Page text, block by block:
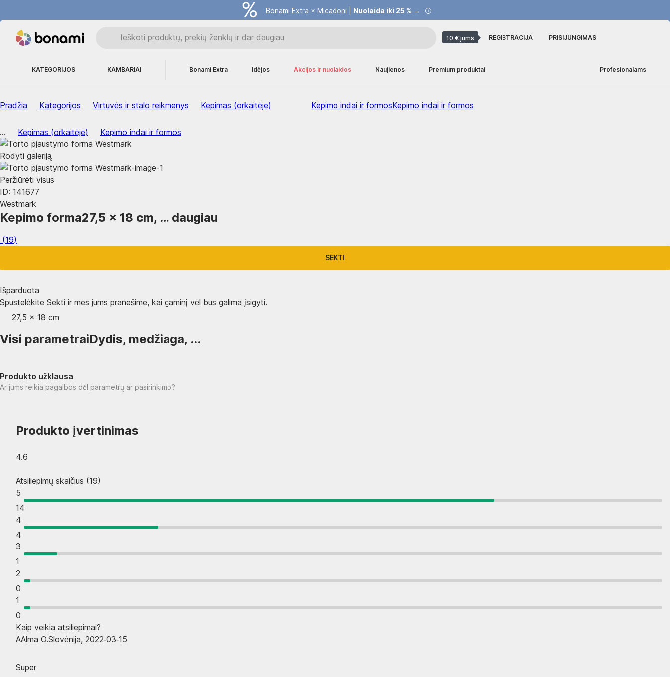
Bonami Extra × Micadoni | Nuolaida iki 25 % →
10 € jums REGISTRACIJA PRISIJUNGIMAS
KATEGORIJOS KAMBARIAI Bonami Extra Idėjos Akcijos ir nuolaidos Naujienos Premium produktai Profesionalams
Pradžia Kategorijos Virtuvės ir stalo reikmenys Kepimas (orkaitėje) Kepimo indai ir formosKepimo indai ir formos
... Kepimas (orkaitėje) Kepimo indai ir formos
Rodyti galeriją
Peržiūrėti visus
ID: 141677
Westmark
Kepimo forma27,5 x 18 cm, … daugiau
(19)
SEKTI
Išparduota
Spustelėkite Sekti ir mes jums pranešime, kai gaminį vėl bus galima įsigyti.
27,5 x 18 cm
Visi parametraiDydis, medžiaga, ...
Produkto užklausa
Ar jums reikia pagalbos dėl parametrų ar pasirinkimo?
Produkto įvertinimas
4.6
Atsiliepimų skaičius (19)
5
14
4
4
3
1
2
0
1
0
Kaip veikia atsiliepimai?
AAlma O.Slovėnija, 2022‑03‑15
Super